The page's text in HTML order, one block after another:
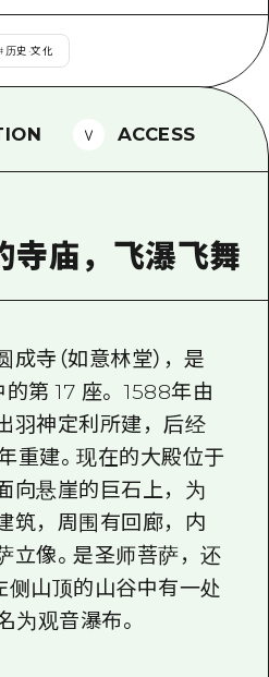
门票
运送服务
绍广岛县的魅力！
间的交通信息
宣传册
历史·文化
ACCESS
寺庙，飞瀑飞舞
寺（如意林堂），是
第 17 座。 1588年由
羽神定利所建，后经
重建。现在的大殿位于
向悬崖的巨石上，为
筑，周围有回廊，内
立像。是圣师菩萨，还
侧山顶的山谷中有一处
为观音瀑布。